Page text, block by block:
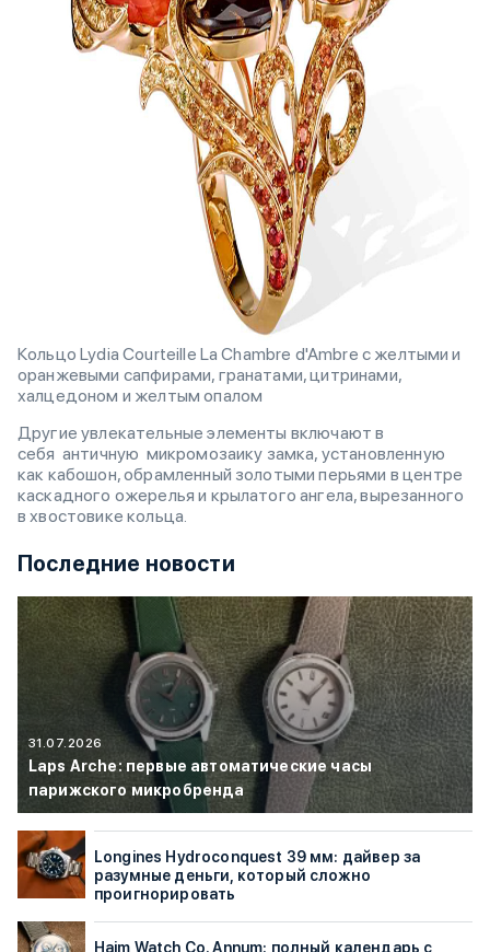
Кольцо Lydia Courteille La Chambre d'Ambre с желтыми и
оранжевыми сапфирами, гранатами, цитринами,
халцедоном и желтым опалом
Другие увлекательные элементы включают в
себя античную микромозаику замка, установленную
как кабошон, обрамленный золотыми перьями в центре
каскадного ожерелья и крылатого ангела, вырезанного
в хвостовике кольца.
Последние новости
31.07.2026
Laps Arche: первые автоматические часы
парижского микробренда
Longines Hydroconquest 39 мм: дайвер за
разумные деньги, который сложно
проигнорировать
Haim Watch Co. Annum: полный календарь с